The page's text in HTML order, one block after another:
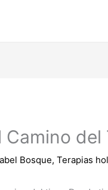
Camino del
Bosque,Terapias